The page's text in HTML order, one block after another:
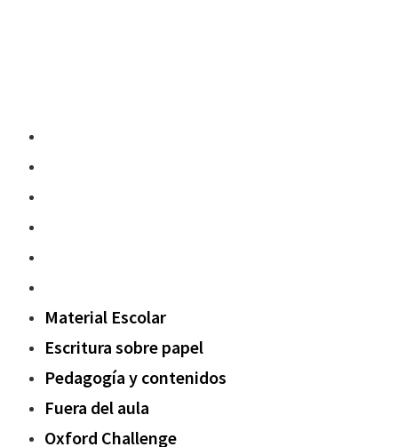
Material Escolar
Escritura sobre papel
Pedagogía y contenidos
Fuera del aula
Oxford Challenge